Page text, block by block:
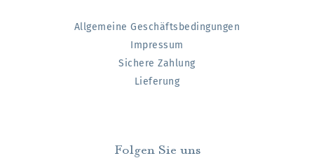
Allgemeine Geschäftsbedingungen
Impressum
Sichere Zahlung
Lieferung
Folgen Sie uns